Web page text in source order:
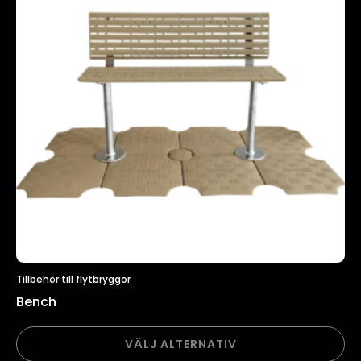
Tillbehör till flytbryggor
Bench
VÄLJ ALTERNATIV
Den
här